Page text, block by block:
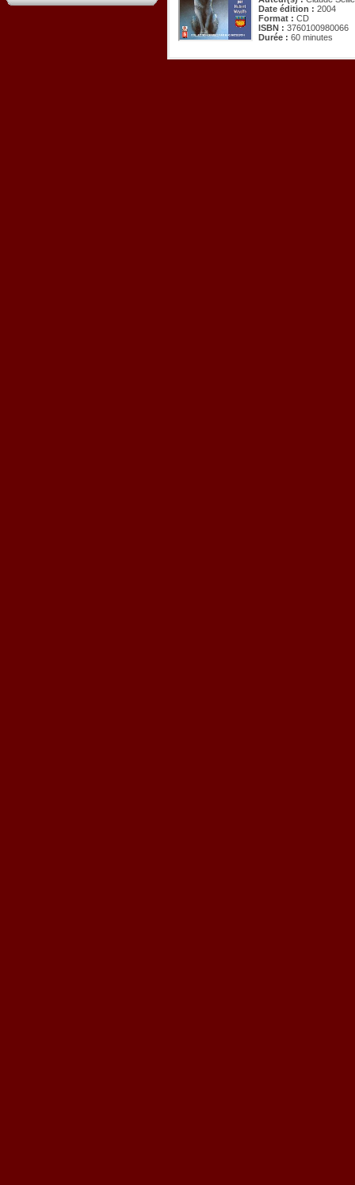
Date édition : 2004
Format : CD
ISBN : 3760100980066
Durée : 60 minutes